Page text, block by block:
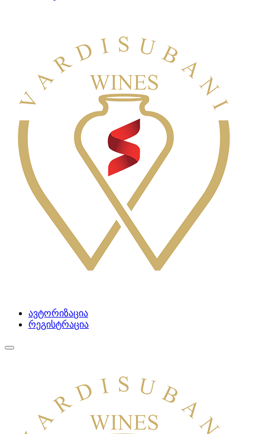
ავტორიზაცია
რეგისტრაცია